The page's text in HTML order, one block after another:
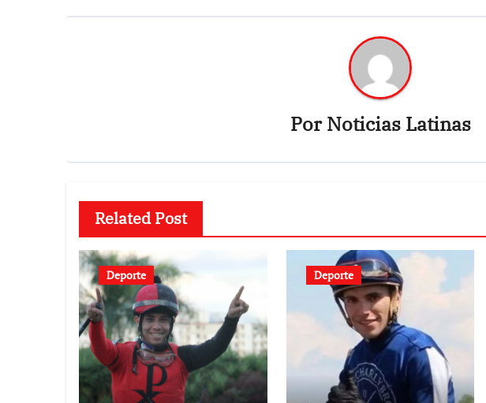
PorNoticias Latinas
Related Post
Deporte Deporte